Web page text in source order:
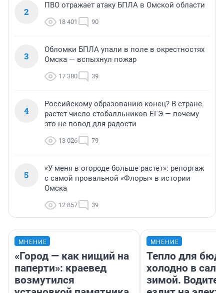
2
ПВО отражает атаку БПЛА в Омской области
18 401 90
3
Обломки БПЛА упали в поле в окрестностях
Омска — вспыхнул пожар
17 380 39
4
Российскому образованию конец? В стране
растет число стобалльников ЕГЭ — почему
это не повод для радости
13 026 79
5
«У меня в огороде больше растет»: репортаж
с самой провальной «Флоры» в истории
Омска
12 857 39
МНЕНИЕ
«Город — как нищий на
паперти»: краевед
возмутился
МНЕНИЕ
Тепло для
холодно в
зимой.